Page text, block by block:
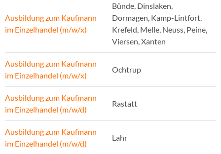
Ausbildung zum Kaufmann
im Einzelhandel (m/w/x)
Bünde, Dinslaken,
Dormagen, Kamp-Lintfort,
Krefeld, Melle, Neuss, Peine,
Viersen, Xanten
Ausbildung zum Kaufmann
im Einzelhandel (m/w/x)
Ochtrup
Ausbildung zum Kaufmann
im Einzelhandel (m/w/d)
Rastatt
Ausbildung zum Kaufmann
im Einzelhandel (m/w/d)
Lahr